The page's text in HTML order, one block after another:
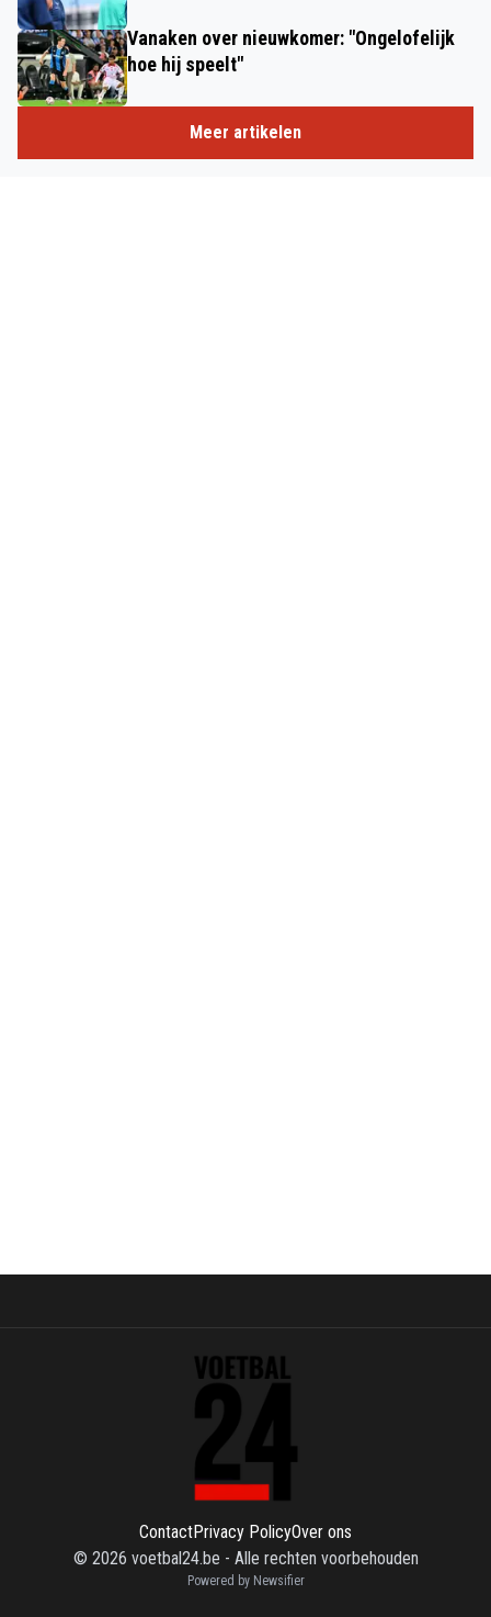
Vanaken over nieuwkomer: "Ongelofelijk
hoe hij speelt"
Meer artikelen
ContactPrivacy PolicyOver ons
© 2026 voetbal24.be - Alle rechten voorbehouden
Powered by Newsifier